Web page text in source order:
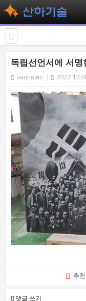
독립선언서에 서
sanhatec
추
댓글 쓰기